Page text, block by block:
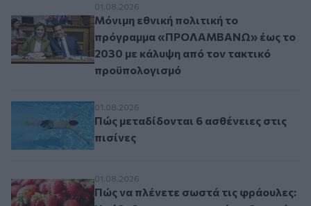
Μόνιμη εθνική πολιτική το
01.08.2026
Μόνιμη εθνική πολιτική το
πρόγραμμα «ΠΡΟΛΑΜΒΑΝΩ» έως το
2030 με κάλυψη από τον τακτικό
προϋπολογισμό
Πώς μεταδίδονται 6 ασθένειες στις
01.08.2026
Πώς μεταδίδονται 6 ασθένειες στις
πισίνες
Πώς να πλένετε σωστά τις φράουλες: Η
01.08.2026
Πώς να πλένετε σωστά τις φράουλες: